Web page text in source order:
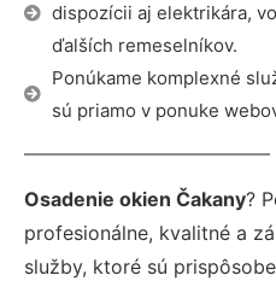
dispozícii aj elektrikára,
ďalších remeselníkov.
Ponúkame komplexné
sú priamo v ponuke
Osadenie okien Čakany?
profesionálne, kvalitné a
služby, ktoré sú